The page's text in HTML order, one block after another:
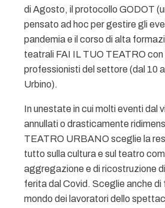
di Agosto, il protocollo GODOT
pensato ad hoc per gestire gli
pandemia e il corso di alta
teatrali FAI IL TUO TEATRO con
professionisti del settore (dal 10
Urbino).
In unestate in cui molti eventi dal
annullati o drasticamente
TEATRO URBANO sceglie la
tutto sulla cultura e sul teatro
aggregazione e di ricostruzione
ferita dal Covid. Sceglie anche di
mondo dei lavoratori dello